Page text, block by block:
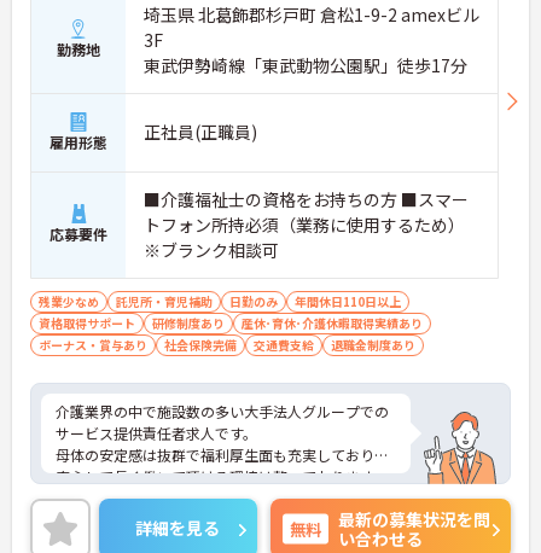
勤務地
埼玉県 北葛飾郡杉戸町 倉松1-9-2 amexビル
3F
東武伊勢崎線「東武動物公園駅」徒歩17分
雇用形態 正社員(正職員)
応募要件
■介護福祉士の資格をお持ちの方 ■スマー
トフォン所持必須（業務に使用するため）
※ブランク相談可
残業少なめ 託児所・育児補助 日勤のみ
年間休日110日以上
資格取得サポート
研修制度あり
産休･育休･介護休暇取得実績あり
ボーナス・賞与あり
社会保険完備 交通費支給 退職金制度あり
介護業界の中で施設数の多い大手法人グループでの
サービス提供責任者求人です。
母体の安定感は抜群で福利厚生面も充実しており、
安心して長く働いて頂ける環境は整っております。
また、頑張りがきちんと評価に繋がります。
ご興味のある方はぜひお気軽にお問い合わせくださ
い。
詳細を見る 無料
最新の募集状況を問
い合わせる